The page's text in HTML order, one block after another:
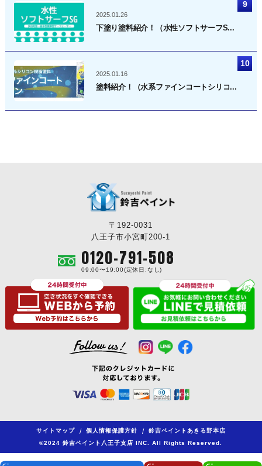
2025.01.26
下塗り塗料紹介！（水性ソフトサーフS...
2025.01.16
塗料紹介！（水系ファインコートシリコ...
〒192-0031
八王子市小宮町200-1
0120-791-508
09:00〜19:00(定休日:なし)
サイトマップ / 個人情報保護方針 /
鈴吉ペイントあきる野本店
©2024 鈴吉ペイント八王子支店 INC. All Rights Reserved.